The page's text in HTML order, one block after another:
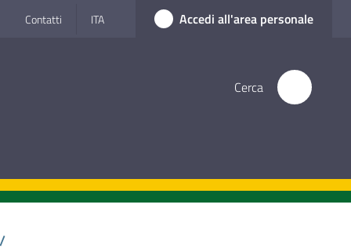
Contatti ITA Accedi all'area personale
Cerca
/